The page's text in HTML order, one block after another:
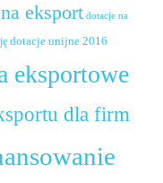
eksport dotacje na
dotacje unijne 2016
eksportowe
dla firm